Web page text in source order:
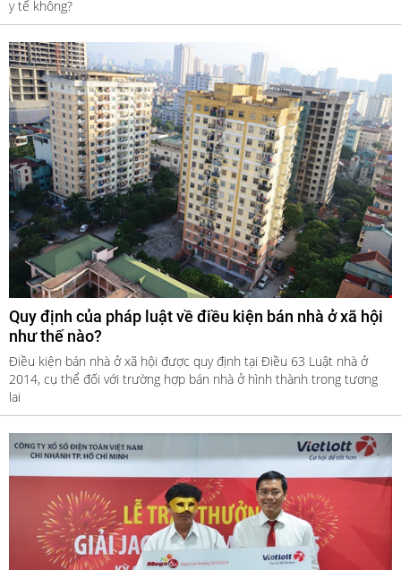
y tế không?
Quy định của pháp luật về điều kiện bán nhà ở xã hội
như thế nào?
Điều kiện bán nhà ở xã hội được quy định tại Điều 63 Luật nhà ở
2014, cụ thể đối với trường hợp bán nhà ở hình thành trong tương
lai